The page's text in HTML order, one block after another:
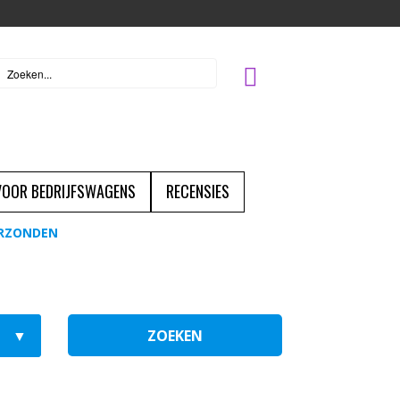
BEDRIJFSWAGENS RECENSIES
ZOEKEN